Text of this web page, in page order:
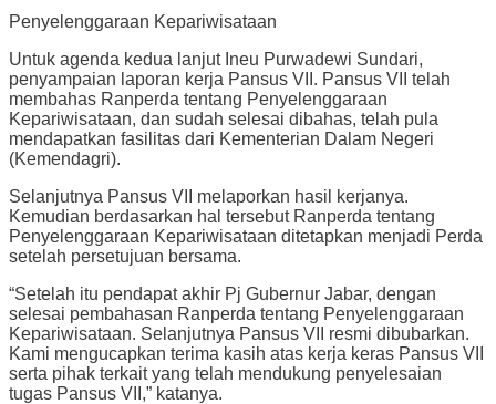
Penyelenggaraan Kepariwisataan
Untuk agenda kedua lanjut Ineu Purwadewi Sundari,
penyampaian laporan kerja Pansus VII. Pansus VII telah
membahas Ranperda tentang Penyelenggaraan
Kepariwisataan, dan sudah selesai dibahas, telah pula
mendapatkan fasilitas dari Kementerian Dalam Negeri
(Kemendagri).
Selanjutnya Pansus VII melaporkan hasil kerjanya.
Kemudian berdasarkan hal tersebut Ranperda tentang
Penyelenggaraan Kepariwisataan ditetapkan menjadi Perda
setelah persetujuan bersama.
“Setelah itu pendapat akhir Pj Gubernur Jabar, dengan
selesai pembahasan Ranperda tentang Penyelenggaraan
Kepariwisataan. Selanjutnya Pansus VII resmi dibubarkan.
Kami mengucapkan terima kasih atas kerja keras Pansus VII
serta pihak terkait yang telah mendukung penyelesaian
tugas Pansus VII,” katanya.